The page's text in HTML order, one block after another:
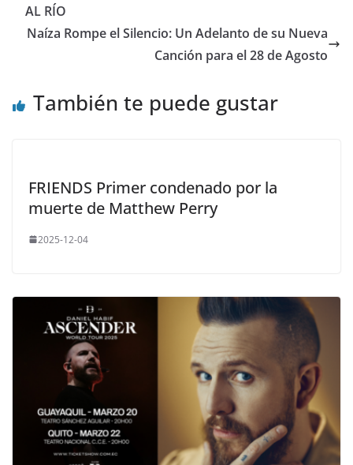
AL RÍO
Naíza Rompe el Silencio: Un Adelanto de su Nueva
Canción para el 28 de Agosto
También te puede gustar
FRIENDS Primer condenado por la
muerte de Matthew Perry
2025-12-04